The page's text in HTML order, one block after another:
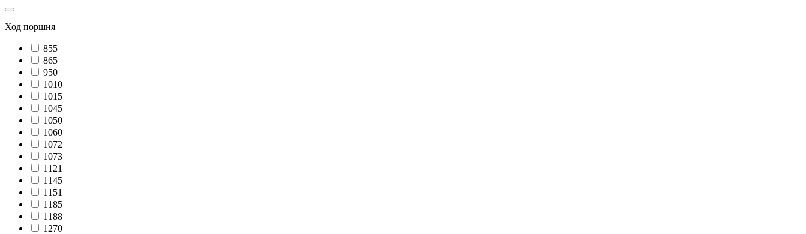
Ход поршня
855
865
950
1010
1015
1045
1050
1060
1072
1073
1121
1145
1151
1185
1188
1270